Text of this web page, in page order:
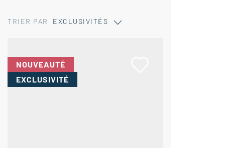
TRIER PAR EXCLUSIVITÉS
NOUVEAUTÉ
EXCLUSIVITÉ